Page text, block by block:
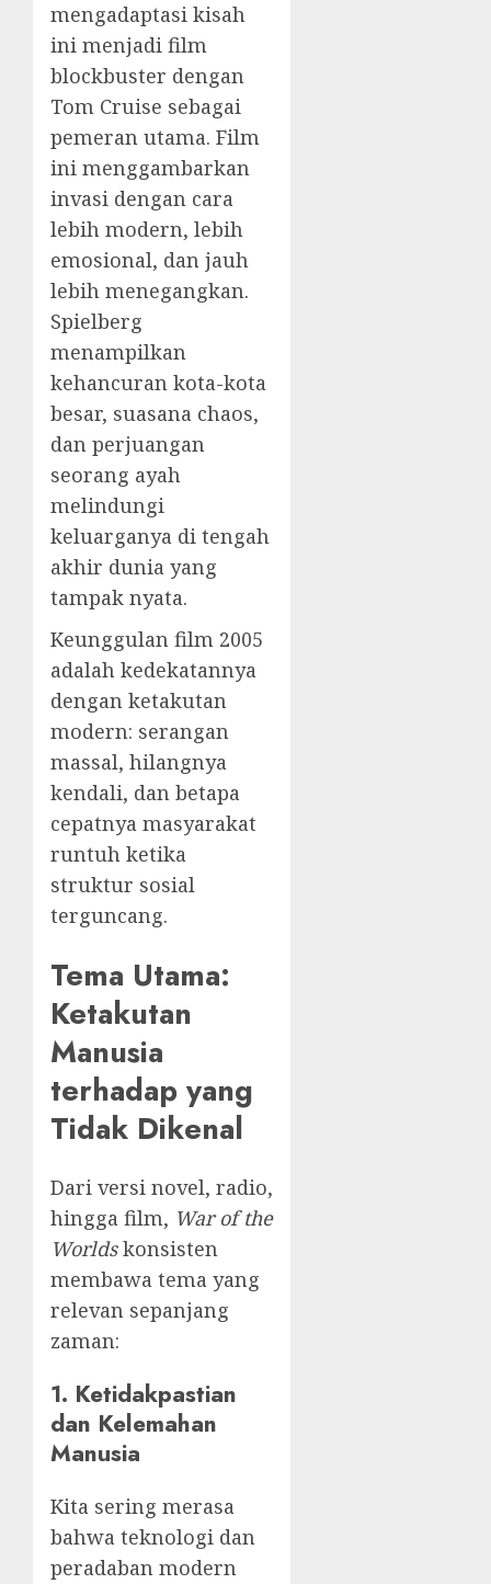
mengadaptasi kisah
ini menjadi film
blockbuster dengan
Tom Cruise sebagai
pemeran utama. Film
ini menggambarkan
invasi dengan cara
lebih modern, lebih
emosional, dan jauh
lebih menegangkan.
Spielberg
menampilkan
kehancuran kota-kota
besar, suasana chaos,
dan perjuangan
seorang ayah
melindungi
keluarganya di tengah
akhir dunia yang
tampak nyata.
Keunggulan film 2005
adalah kedekatannya
dengan ketakutan
modern: serangan
massal, hilangnya
kendali, dan betapa
cepatnya masyarakat
runtuh ketika
struktur sosial
terguncang.
Tema Utama:
Ketakutan
Manusia
terhadap yang
Tidak Dikenal
Dari versi novel, radio,
hingga film, War of the
Worldskonsisten
membawa tema yang
relevan sepanjang
zaman:
1. Ketidakpastian
dan Kelemahan
Manusia
Kita sering merasa
bahwa teknologi dan
peradaban modern